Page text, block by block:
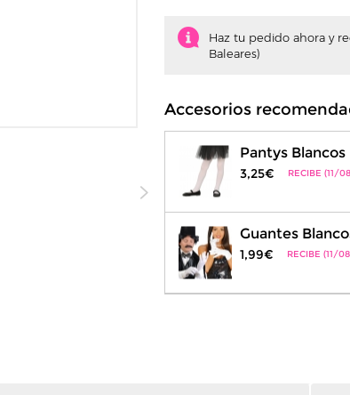
Haz tu pedido ahora y
Baleares)
Accesorios
Pantys
3,25€ RECIBE (11/
Guantes
1,99€ RECIBE (11/